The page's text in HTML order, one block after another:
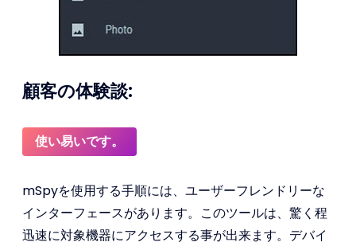
顧客の体験談:
使い易いです。
mSpyを使用する手順には、ユーザーフレンドリーな
インターフェースがあります。このツールは、驚く程
迅速に対象機器にアクセスする事が出来ます。デバイ